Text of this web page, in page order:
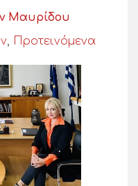
Μαυρίδου
, Προτεινόμενα